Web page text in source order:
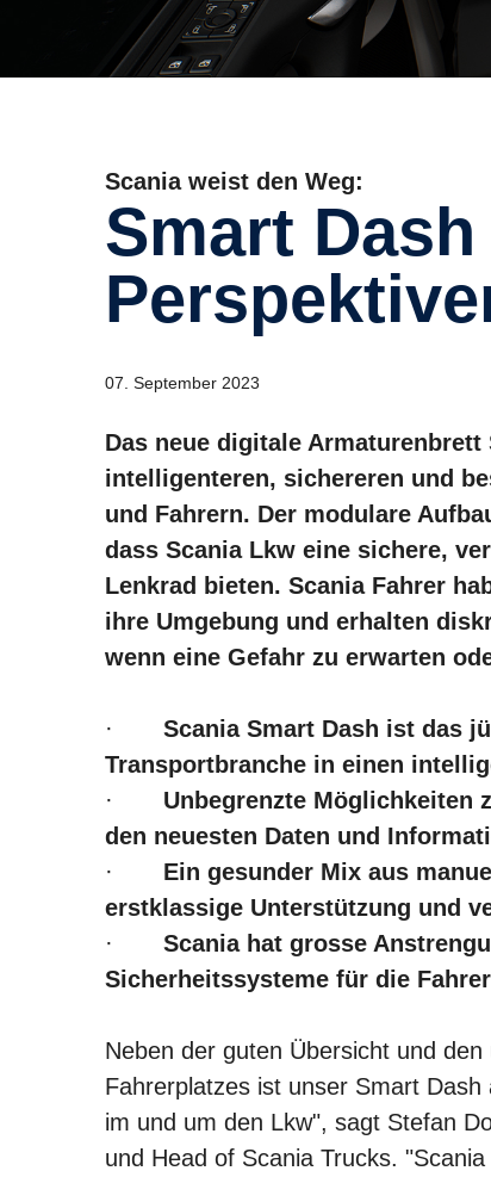
Scania weist den Weg:
Smart Dash – neue
07. September 2023
Das neue digitale Armaturenbrett
intelligenteren, sichereren und
und Fahrern. Der modulare
dass Scania Lkw eine sichere,
Lenkrad bieten. Scania Fahrer
ihre Umgebung und erhalten
wenn eine Gefahr zu erwarten
· Scania Smart Dash ist das
Transportbranche in einen
· Unbegrenzte Möglichkeiten
den neuesten Daten und
· Ein gesunder Mix aus
erstklassige Unterstützung und
· Scania hat grosse
Sicherheitssysteme für die
Neben der guten Übersicht und
Fahrerplatzes ist unser Smart
im und um den Lkw", sagt Stefan
und Head of Scania Trucks.